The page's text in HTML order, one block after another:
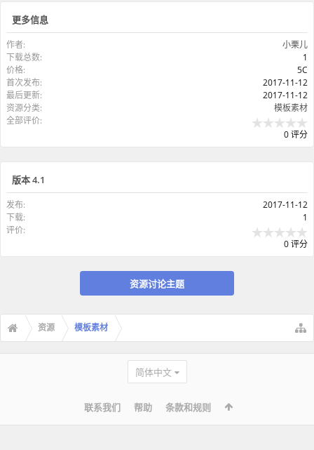
更多信息
作者:
小栗儿
下载总数:
1
价格:
5C
首次发布:
2017-11-12
最后更新:
2017-11-12
资源分类:
模板素材
全部评价:
0 评分
版本 4.1
发布:
2017-11-12
下载:
1
评价:
0 评分
资源讨论主题
资源 模板素材
简体中文
联系我们 帮助 条款和规则